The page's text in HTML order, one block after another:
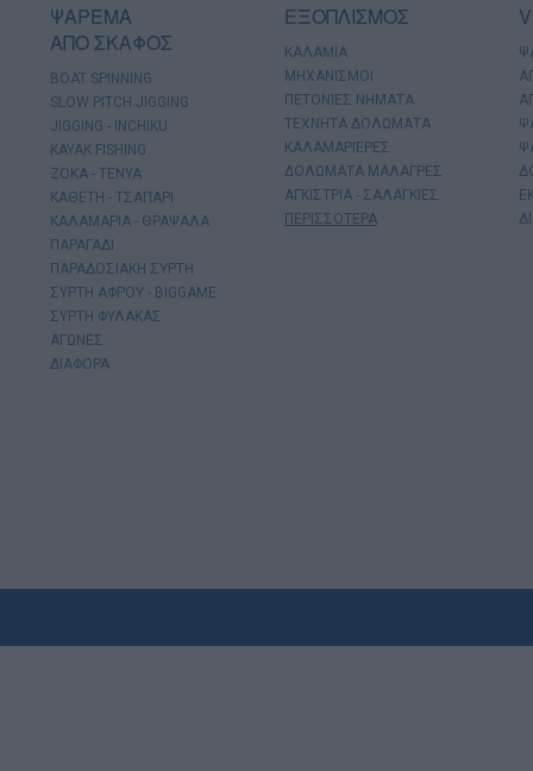
ΨΑΡΕΜΑ
ΑΠΟ ΣΚΑΦΟΣ
BOAT SPINNING
SLOW PITCH JIGGING
JIGGING - INCHIKU
KAYAK FISHING
ΖΟΚΑ - ΤΕΝΥΑ
ΚΑΘΕΤΗ - ΤΣΑΠΑΡΙ
ΚΑΛΑΜΑΡΙΑ - ΘΡΑΨΑΛΑ
ΠΑΡΑΓΑΔΙ
ΠΑΡΑΔΟΣΙΑΚΗ ΣΥΡΤΗ
ΣΥΡΤΗ ΑΦΡΟΥ - BIGGAME
ΣΥΡΤΗ ΦΥΛΑΚΑΣ
ΑΓΩΝΕΣ
ΔΙΑΦΟΡΑ
ΕΞΟΠΛΙΣΜΟΣ
ΚΑΛΑΜΙΑ
ΜΗΧΑΝΙΣΜΟΙ
ΠΕΤΟΝΙΕΣ ΝΗΜΑΤΑ
ΤΕΧΝΗΤΑ ΔΟΛΩΜΑΤΑ
ΚΑΛΑΜΑΡΙΕΡΕΣ
ΔΟΛΩΜΑΤΑ ΜΑΛΑΓΡΕΣ
ΑΓΚΙΣΤΡΙΑ - ΣΑΛΑΓΚΙΕΣ
ΠΕΡΙΣΣΟΤΕΡΑ